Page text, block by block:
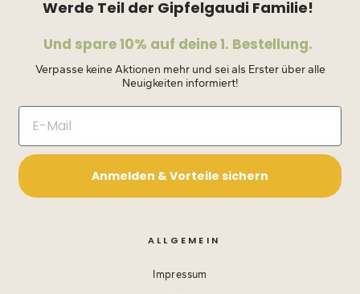
Werde Teil der Gipfelgaudi Familie!
Und spare 10% auf deine 1. Bestellung.
Verpasse keine Aktionen mehr und sei als Erster über alle
Neuigkeiten informiert!
Anmelden & Vorteile sichern
ALLGEMEIN
Impressum